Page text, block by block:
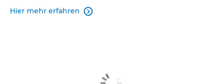
Hier mehr erfahren 